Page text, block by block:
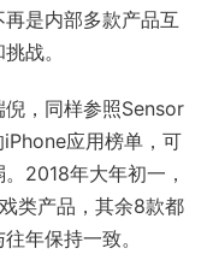
是内部多款产品互
战。
，同样参照Sensor
应用榜单，可
2018年大年初一，
类产品，其余8款都
年保持一致。